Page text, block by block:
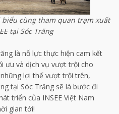
biểu cùng tham quan trạm xuất
tại Sóc Trăng
là nỗ lực thực hiện cam kết
ưu và dịch vụ vượt trội cho
lợi thế vượt trội trên,
tại Sóc Trăng sẽ là bước đi
triển của INSEE Việt Nam
gian tới!